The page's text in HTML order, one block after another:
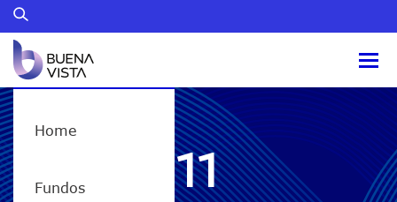
Home
Fundos
QQQQ11